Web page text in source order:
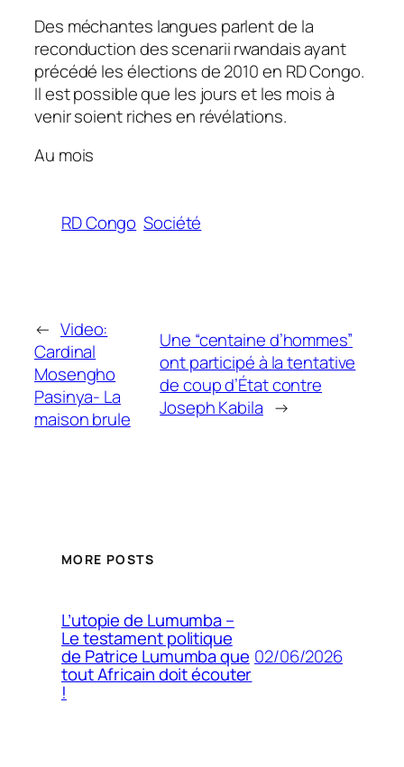
Des méchantes langues parlent de la
reconduction des scenarii rwandais ayant
précédé les élections de 2010 en RD Congo.
Il est possible que les jours et les mois à
venir soient riches en révélations.
Au mois
RD Congo Société
← Video:
Cardinal
Mosengho
Pasinya- La
maison brule
Une “centaine d’hommes”
ont participé à la tentative
de coup d’État contre
Joseph Kabila →
MORE POSTS
L’utopie de Lumumba –
Le testament politique
de Patrice Lumumba que
tout Africain doit écouter
!
02/06/2026